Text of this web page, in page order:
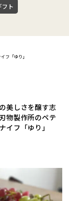
フト
フ「ゆり」
美しさを醸す志
物製作所のペテ
イフ「ゆり」